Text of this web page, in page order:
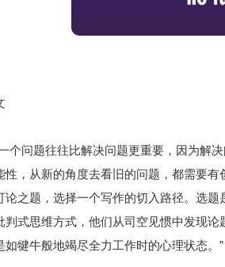
个问题往往比解决问题更重要，因为解
性，从新的角度去看旧的问题，都需要
论之题，选择一个写作的切入路径。选
判式思维方式，他们从司空见惯中发现
如犍牛般地竭尽全力工作时的心理状态。”